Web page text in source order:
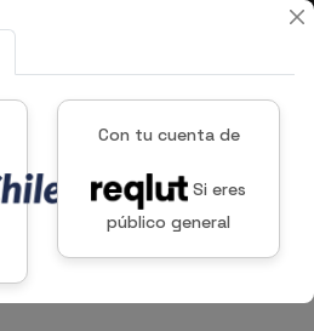
Con tu cuenta de
Si eres
público general